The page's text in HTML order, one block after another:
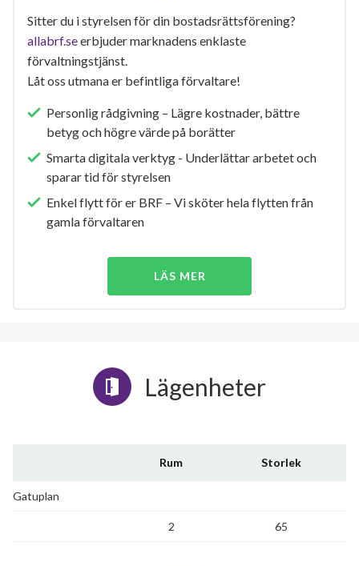
Sitter du i styrelsen för din bostadsrättsförening?
allabrf.seerbjuder marknadens enklaste
förvaltningstjänst.
Låt oss utmana er befintliga förvaltare!
Personlig rådgivning – Lägre kostnader, bättre
betyg och högre värde på borätter
Smarta digitala verktyg - Underlättar arbetet och
sparar tid för styrelsen
Enkel flytt för er BRF – Vi sköter hela flytten från
gamla förvaltaren
LÄS MER
Lägenheter
Rum Storlek
Gatuplan
2 65